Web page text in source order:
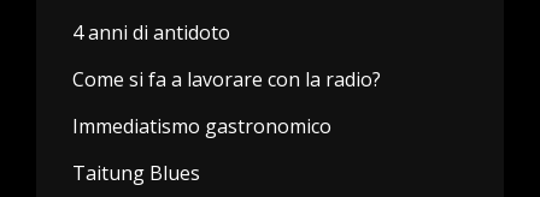
4 anni di antidoto
Come si fa a lavorare con la radio?
Immediatismo gastronomico
Taitung Blues